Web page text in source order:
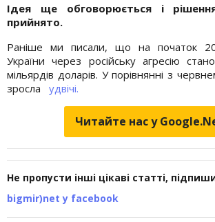
Ідея ще обговорюється і
прийнято.
Раніше ми писали, що на початок
України через російську агресію
мільярдів доларів. У порівнянні з
зросла
удвічі.
Читайте нас у
Не пропусти інші цікаві статті,
bigmir)net у facebook